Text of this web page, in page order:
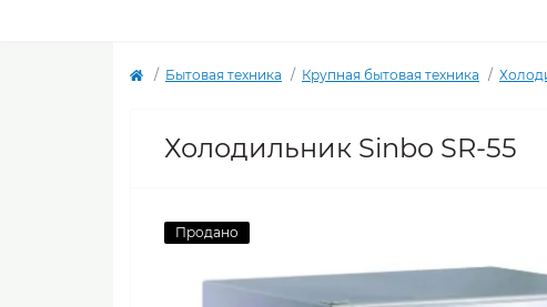
Бытовая техника Крупная бытовая техника
Холодильник Sinbo SR-55
Продано